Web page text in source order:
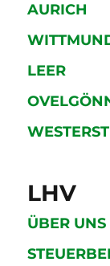
AURICH
LEER
LHV
ÜBER UNS